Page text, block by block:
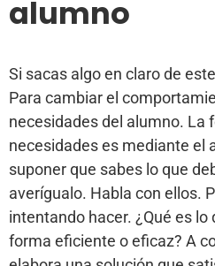
alumno
Si sacas algo en claro de
Para cambiar el
necesidades del alumno. La
necesidades es mediante el
suponer que sabes lo que
averígualo. Habla con ellos.
intentando hacer. ¿Qué es
forma eficiente o eficaz? A